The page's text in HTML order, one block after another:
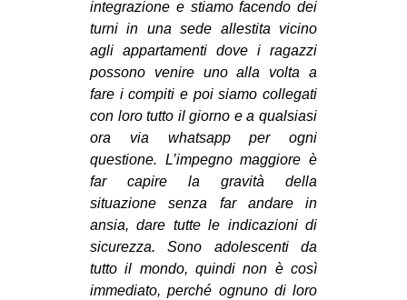
integrazione e stiamo facendo dei
turni in una sede allestita vicino
agli appartamenti dove i ragazzi
possono venire uno alla volta a
fare i compiti e poi siamo collegati
con loro tutto il giorno e a qualsiasi
ora via whatsapp per ogni
questione. L’impegno maggiore è
far capire la gravità della
situazione senza far andare in
ansia, dare tutte le indicazioni di
sicurezza. Sono adolescenti da
tutto il mondo, quindi non è così
immediato, perché ognuno di loro